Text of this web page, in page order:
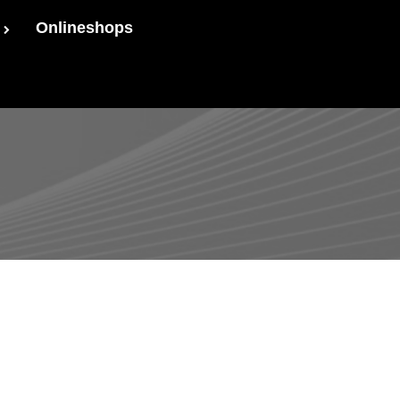
Onlineshops